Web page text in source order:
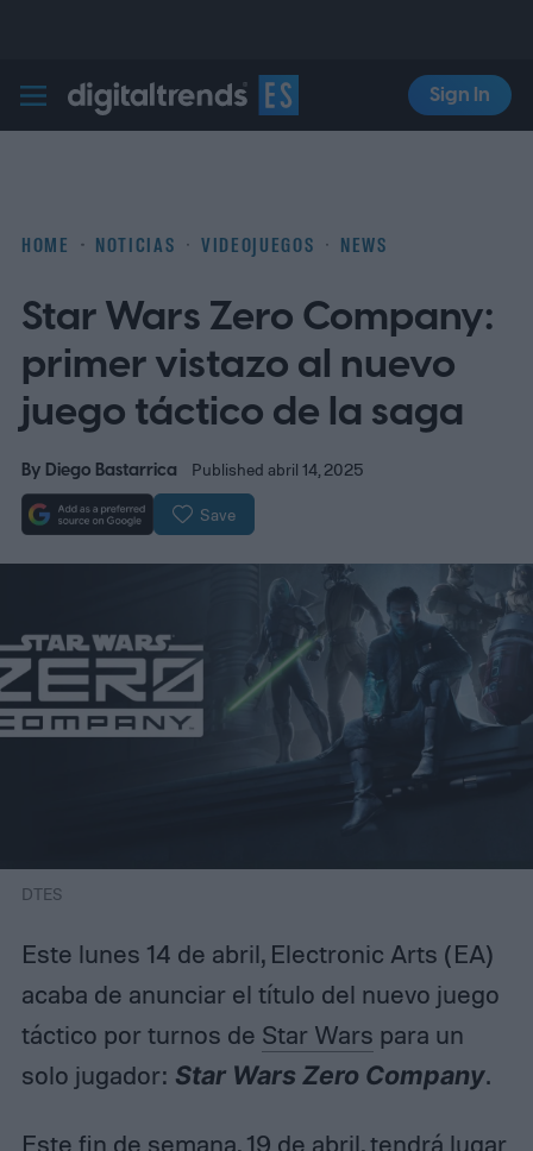
Digital Trends Español
Sign In
HOME NOTICIAS VIDEOJUEGOS NEWS
Star Wars Zero Company:
primer vistazo al nuevo
juego táctico de la saga
By Diego Bastarrica Published abril 14, 2025
Save
DTES
Este lunes 14 de abril, Electronic Arts (EA)
acaba de anunciar el título del nuevo juego
táctico por turnos de Star Wars para un
solo jugador: Star Wars Zero Company.
Este fin de semana, 19 de abril, tendrá lugar